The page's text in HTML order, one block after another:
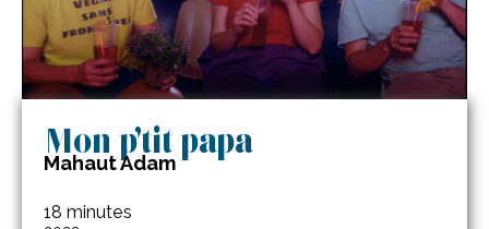
Mon p’tit papa
Mahaut Adam
18 minutes